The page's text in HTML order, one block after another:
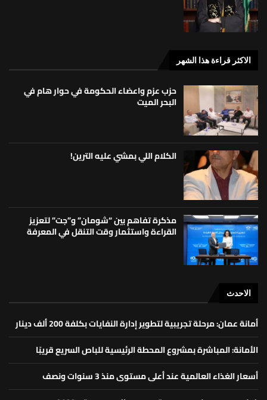
الاكثر قراءة هذا الشهر
حزب عزم واعضاء الحكومة في حوار هام في
البحر الميت
الكلام اللي بمشي عليه الترين!
مذكرة تفاهم بين “شومان” و”جت” لتعزيز
القراءة واستثمار وقت التنقل في المعرفة
الاحدث
أمانة عمان: مرحلة تجريبية لتطوير إدارة النفايات بكلفة 200 ألف دينار
الأمانة: المباشرة بمشروع المحطة الرئيسية للباص السريع قريبًا
أسعار الغذاء العالمية عند أعلى مستوى منذ 3 سنوات ونصف